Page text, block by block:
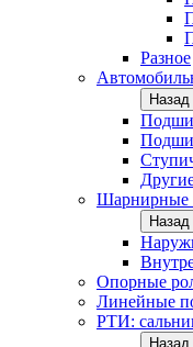
Разное
Назад
Шарнирные
Назад
Опорные
Линейные
РТИ:
Назад